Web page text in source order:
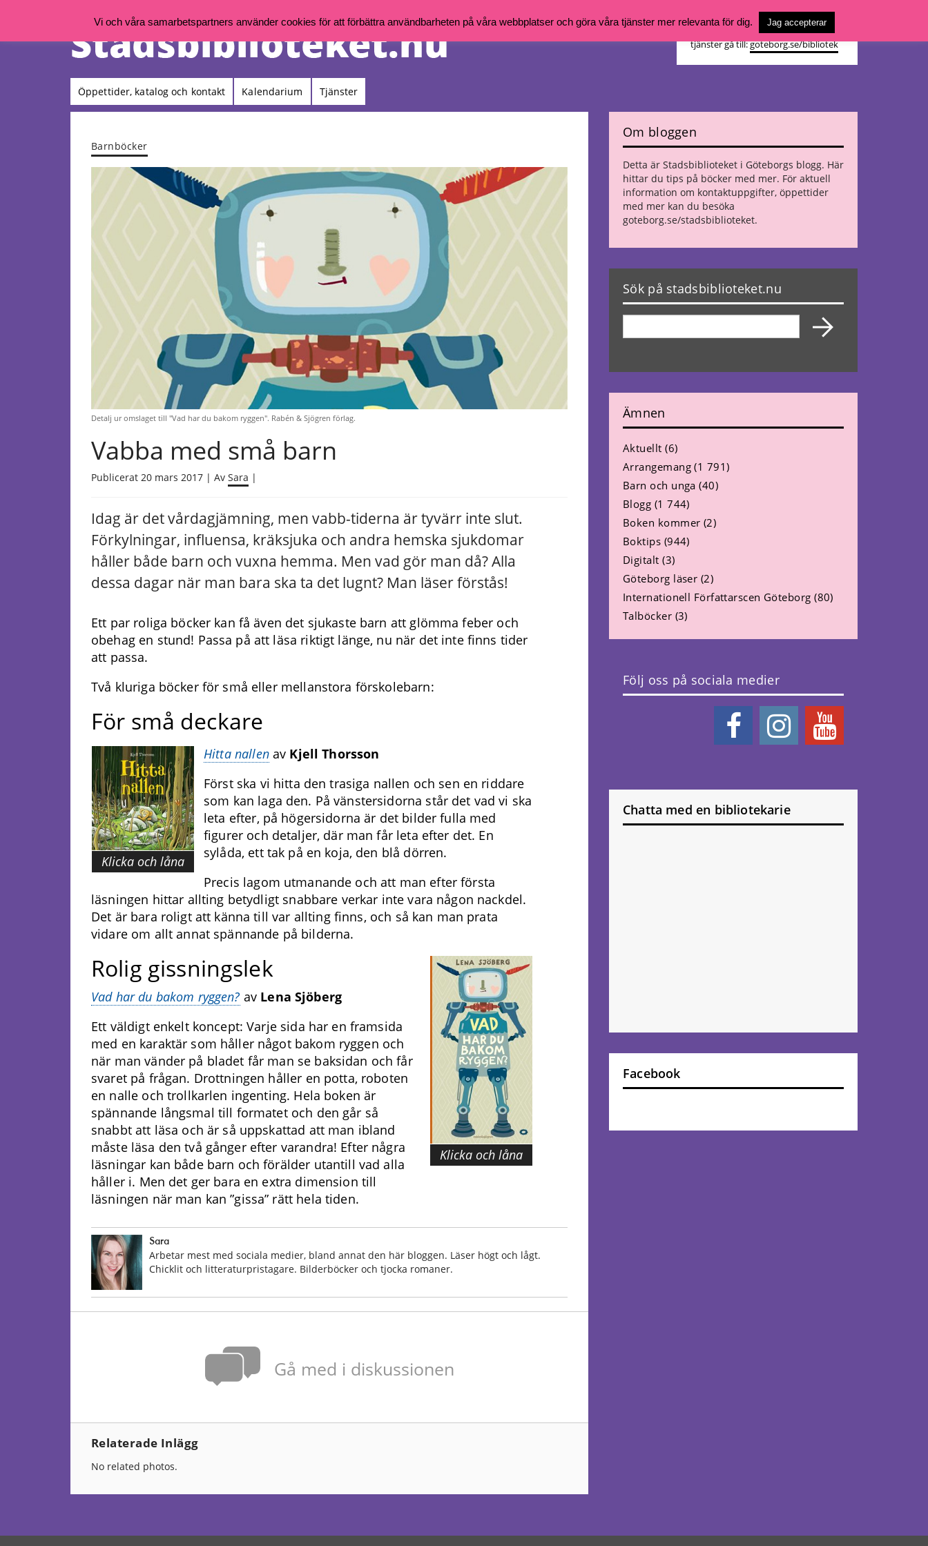
Öppettider, katalog och kontakt Kalendarium Tjänster
Vill du söka böcker, logga in på ditt
bibliotekskonto eller nå övriga
tjänster gå till:goteborg.se/bibliotek
Barnböcker
Detalj ur omslaget till "Vad har du bakom ryggen". Rabén & Sjögren förlag.
Vabba med små barn
Publicerat 20 mars 2017 | Av Sara |
Idag är det vårdagjämning, men vabb-tiderna är tyvärr inte slut.
Förkylningar, influensa, kräksjuka och andra hemska sjukdomar
håller både barn och vuxna hemma. Men vad gör man då? Alla
dessa dagar när man bara ska ta det lugnt? Man läser förstås!
Ett par roliga böcker kan få även det sjukaste barn att glömma feber och
obehag en stund! Passa på att läsa riktigt länge, nu när det inte finns tider
att passa.
Två kluriga böcker för små eller mellanstora förskolebarn:
För små deckare
Klicka och låna
Hitta nallen av Kjell Thorsson
Först ska vi hitta den trasiga nallen och sen en riddare
som kan laga den. På vänstersidorna står det vad vi ska
leta efter, på högersidorna är det bilder fulla med
figurer och detaljer, där man får leta efter det. En
sylåda, ett tak på en koja, den blå dörren.
Precis lagom utmanande och att man efter första
läsningen hittar allting betydligt snabbare verkar inte vara någon nackdel.
Det är bara roligt att känna till var allting finns, och så kan man prata
vidare om allt annat spännande på bilderna.
Klicka och låna
Rolig gissningslek
Vad har du bakom ryggen? av Lena Sjöberg
Ett väldigt enkelt koncept: Varje sida har en framsida
med en karaktär som håller något bakom ryggen och
när man vänder på bladet får man se baksidan och får
svaret på frågan. Drottningen håller en potta, roboten
en nalle och trollkarlen ingenting. Hela boken är
spännande långsmal till formatet och den går så
snabbt att läsa och är så uppskattad att man ibland
måste läsa den två gånger efter varandra! Efter några
läsningar kan både barn och förälder utantill vad alla
håller i. Men det ger bara en extra dimension till
läsningen när man kan ”gissa” rätt hela tiden.
Sara
Arbetar mest med sociala medier, bland annat den här bloggen. Läser högt och lågt.
Chicklit och litteraturpristagare. Bilderböcker och tjocka romaner.
Gå med i diskussionen
Relaterade Inlägg
No related photos.
Om bloggen
Detta är Stadsbiblioteket i Göteborgs blogg. Här
hittar du tips på böcker med mer. För aktuell
information om kontaktuppgifter, öppettider
med mer kan du besöka
goteborg.se/stadsbiblioteket.
Sök på stadsbiblioteket.nu
Ämnen
Aktuellt (6)
Arrangemang(1 791)
Barn och unga (40)
Blogg (1 744)
Boken kommer (2)
Boktips (944)
Digitalt (3)
Göteborg läser (2)
Internationell Författarscen Göteborg (80)
Talböcker (3)
Följ oss på sociala medier
Chatta med en bibliotekarie
Facebook
Vi och våra samarbetspartners använder cookies för att förbättra användbarheten på våra webbplatser och göra våra tjänster mer relevanta för dig. Jag accepterar